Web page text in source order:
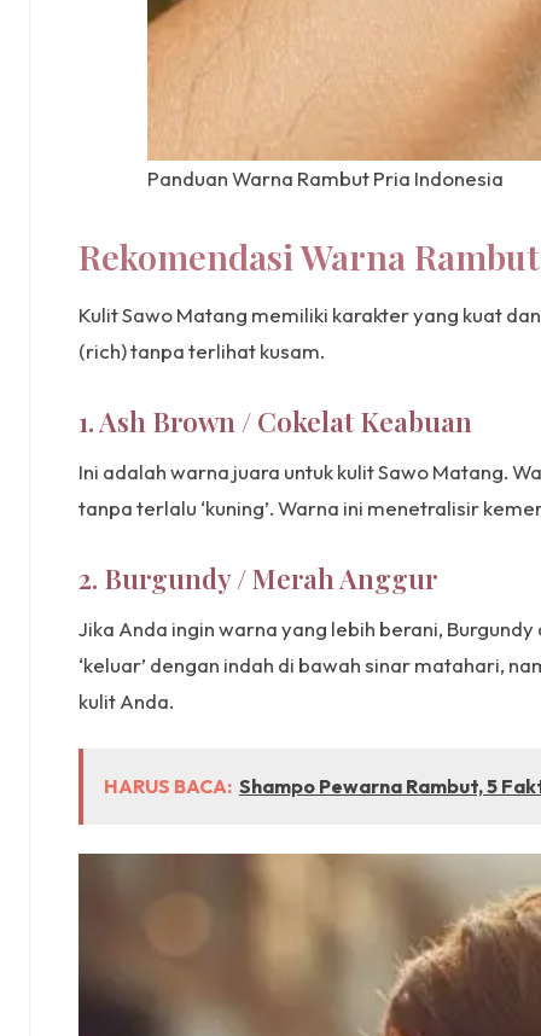
Panduan Warna Rambut Pria Indonesia
Rekomendasi Warna
Kulit Sawo Matang memiliki karakter yang kuat
(rich) tanpa terlihat kusam.
1. Ash Brown / Cokelat Keabuan
Ini adalah warna juara untuk kulit Sawo Matang.
tanpa terlalu ‘kuning’. Warna ini menetralisir
2. Burgundy / Merah Anggur
Jika Anda ingin warna yang lebih berani,
‘keluar’ dengan indah di bawah sinar matahari,
kulit Anda.
HARUS BACA: Shampo Pewarna Rambut, 5